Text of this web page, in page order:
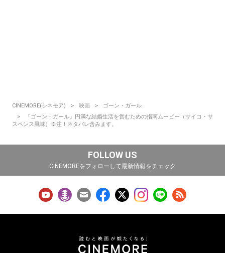
CINEMORE(シネモア) 映画
ゴーン・ガール
『ゴーン・ガール』円満な結婚生活を営むための指南ムービー（サイコ・サ
スペンス風味）※注！ネタバレ含みます。
FOLLOW US
CINEMOREをフォローして最新情報をチェック